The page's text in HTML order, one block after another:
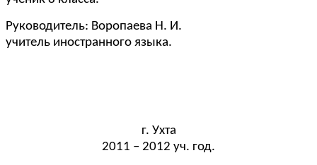
Руководитель: Воропаева Н. И.
учитель иностранного языка.
г. Ухта
2011 – 2012 уч. год.